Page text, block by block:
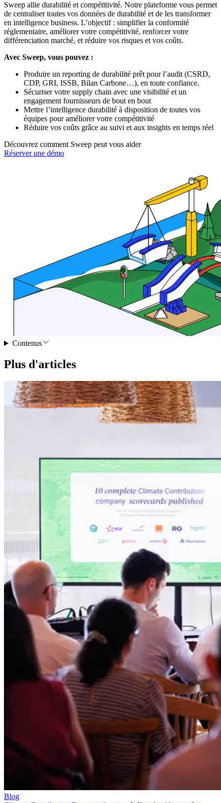
Sweep allie durabilité et compétitivité. Notre plateforme vous permet
de centraliser toutes vos données de durabilité et de les transformer
en intelligence business. L’objectif : simplifier la conformité
réglementaire, améliorer votre compétitivité, renforcer votre
différenciation marché, et réduire vos risques et vos coûts.
Avec Sweep, vous pouvez :
Produire un reporting de durabilité prêt pour l’audit (CSRD,
CDP, GRI, ISSB, Bilan Carbone…), en toute confiance.
Sécuriser votre supply chain avec une visibilité et un
engagement fournisseurs de bout en bout
Mettre l’intelligence durabilité à disposition de toutes vos
équipes pour améliorer votre compétitivité
Réduire vos coûts grâce au suivi et aux insights en temps réel
Découvrez comment Sweep peut vous aider
Réserver une démo
Contenus
Plus d'articles
Blog